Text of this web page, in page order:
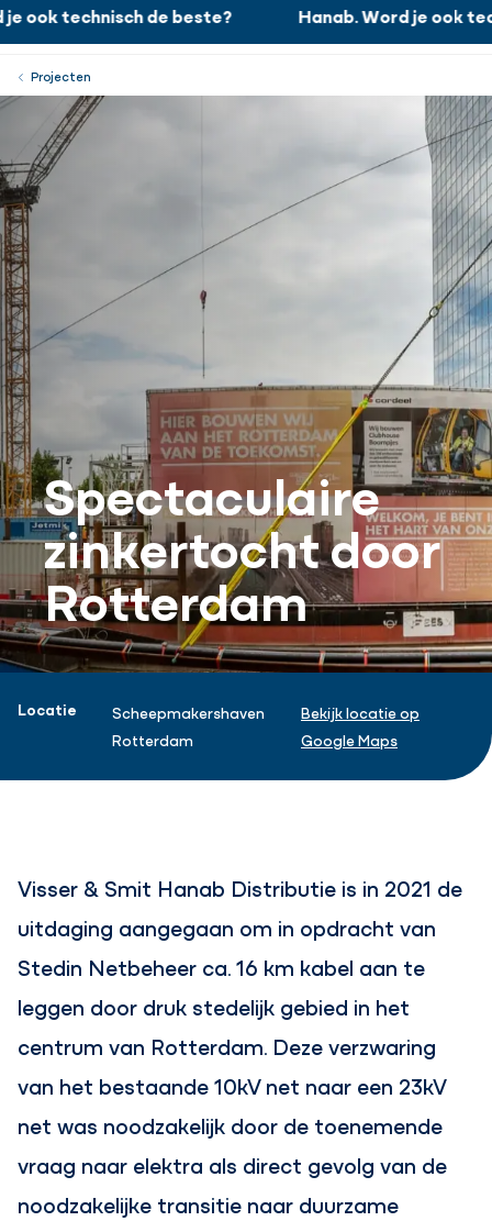
Hanab. Word je ook technisch de beste?
technisch de beste? Hanab. Word je ook
Werken bij Menu
Projecten
Spectaculaire
zinkertocht door
Rotterdam
Projectinformatie
Locatie
Scheepmakershaven
Rotterdam
Bekijk locatie op
Google Maps
Visser & Smit Hanab Distributie is in 2021 de
uitdaging aangegaan om in opdracht van
Stedin Netbeheer ca. 16 km kabel aan te
leggen door druk stedelijk gebied in het
centrum van Rotterdam. Deze verzwaring
van het bestaande 10kV net naar een 23kV
net was noodzakelijk door de toenemende
vraag naar elektra als direct gevolg van de
noodzakelijke transitie naar duurzame